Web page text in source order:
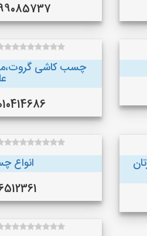
09199085737
چسب کاشی
09010414686
انواع